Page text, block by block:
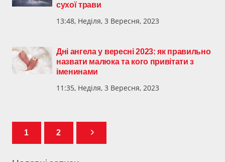
сухої трави
13:48, Неділя, 3 Вересня, 2023
Дні ангела у вересні 2023: як правильно
назвати малюка та кого привітати з
іменинами
11:35, Неділя, 3 Вересня, 2023
1 2